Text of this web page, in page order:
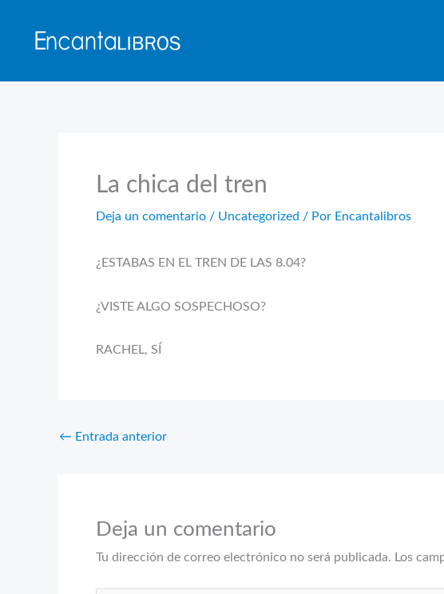
La chica del tren
Deja un comentario / Uncategorized / Por Encantalibros
¿ESTABAS EN EL TREN DE LAS 8.04?
¿VISTE ALGO SOSPECHOSO?
RACHEL, SÍ
← Entrada anterior
Deja un comentario
Tu dirección de correo electrónico no será publicada. Los